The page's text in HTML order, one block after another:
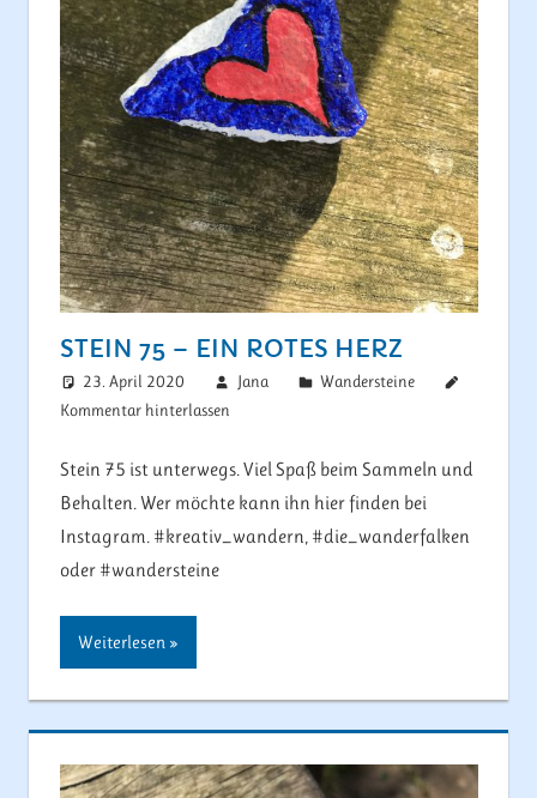
STEIN 75 – EIN ROTES HERZ
23. April 2020 Jana
Wandersteine
Kommentar hinterlassen
Stein 75 ist unterwegs. Viel Spaß beim Sammeln und
Behalten. Wer möchte kann ihn hier finden bei
Instagram. #kreativ_wandern, #die_wanderfalken
oder #wandersteine
Weiterlesen